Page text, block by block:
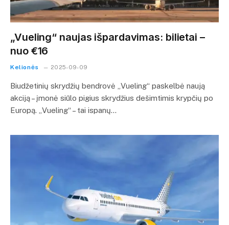
„Vueling“ naujas išpardavimas: bilietai –
nuo €16
Kelionės 2025-09-09
Biudžetinių skrydžių bendrovė „Vueling“ paskelbė naują
akciją – įmonė siūlo pigius skrydžius dešimtimis krypčių po
Europą. „Vueling“ – tai ispanų…